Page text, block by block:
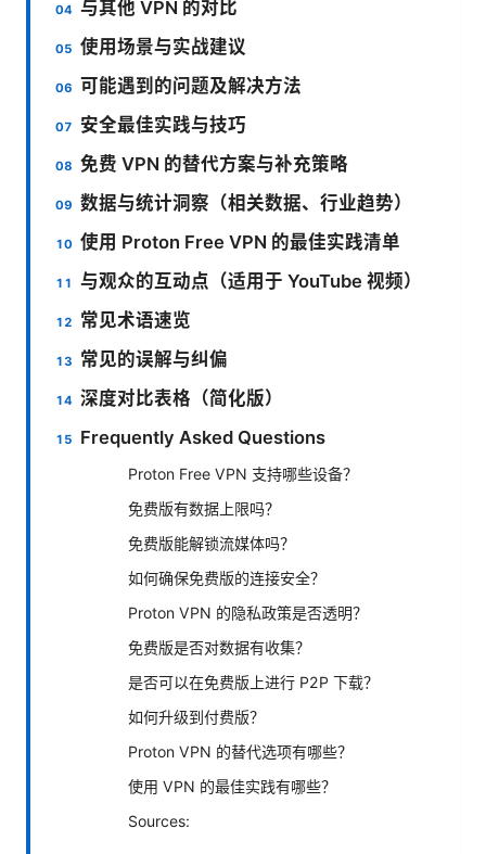
与其他 VPN 的对比
使用场景与实战建议
可能遇到的问题及解决方法
安全最佳实践与技巧
免费 VPN 的替代方案与补充策略
数据与统计洞察（相关数据、行业趋势）
使用 Proton Free VPN 的最佳实践清单
与观众的互动点（适用于 YouTube 视频）
常见术语速览
常见的误解与纠偏
深度对比表格（简化版）
Frequently Asked Questions
Proton Free VPN 支持哪些设备？
免费版有数据上限吗？
免费版能解锁流媒体吗？
如何确保免费版的连接安全？
Proton VPN 的隐私政策是否透明？
免费版是否对数据有收集？
是否可以在免费版上进行 P2P 下载？
如何升级到付费版？
Proton VPN 的替代选项有哪些？
使用 VPN 的最佳实践有哪些？
Sources: